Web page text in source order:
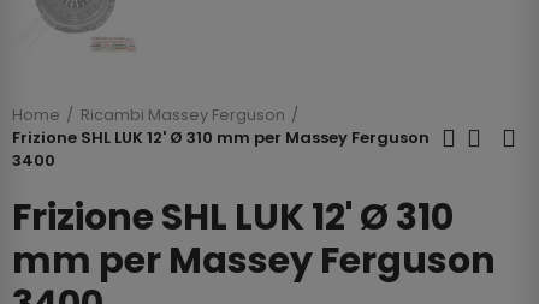
Home
Ricambi Massey Ferguson
Frizione SHL LUK 12' Ø 310 mm per Massey Ferguson
3400
Frizione SHL LUK 12' Ø 310
mm per Massey Ferguson